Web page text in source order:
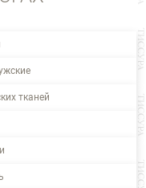
тканей